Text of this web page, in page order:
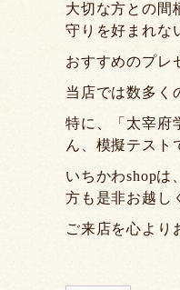
大切な方との間
守りを好まれな
おすすめのプレ
当店では数多く
特に、「太宰府
ん、模擬テスト
いちかわshop
方も是非お越し
ご来店を心より